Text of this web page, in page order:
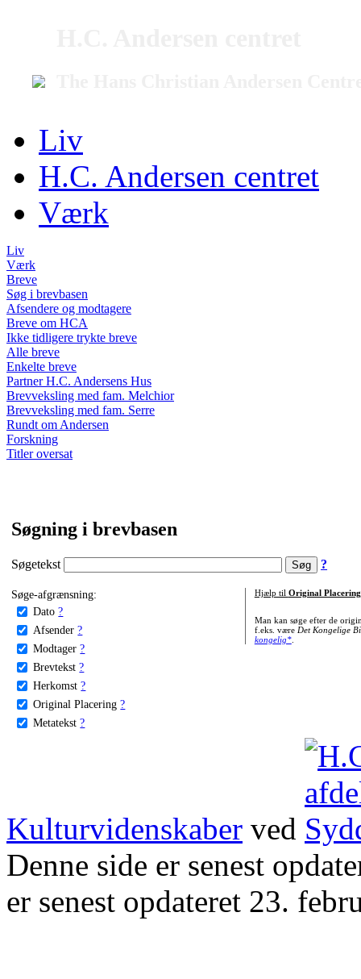
Liv
H.C. Andersen centret
Værk
Liv
Værk
Breve
Søg i brevbasen
Afsendere og modtagere
Breve om HCA
Ikke tidligere trykte breve
Alle breve
Enkelte breve
Partner H.C. Andersens Hus
Brevveksling med fam. Melchior
Brevveksling med fam. Serre
Rundt om Andersen
Forskning
Titler oversat
Søgning i brevbasen
Søgetekst ?
Søge-afgrænsning:
Dato ?
Afsender ?
Modtager ?
Brevtekst ?
Herkomst ?
Original Placering ?
Metatekst ?
Hjælp til Original Placering
Man kan søge efter de
f.eks. være Det Kongelige
kongelig*.
Kulturvidenskaber ved
Denne side er senest
er senest opdateret 23.